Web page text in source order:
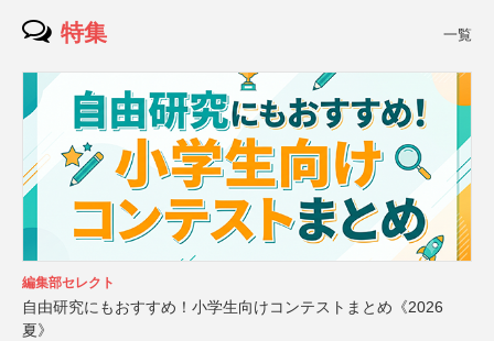
特集 一覧
編集部セレクト
自由研究にもおすすめ！小学生向けコンテストまとめ《2026
夏》